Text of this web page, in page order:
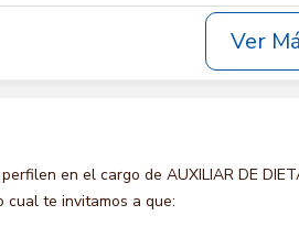
Ver
en el cargo de AUXILIAR DE
te invitamos a que: